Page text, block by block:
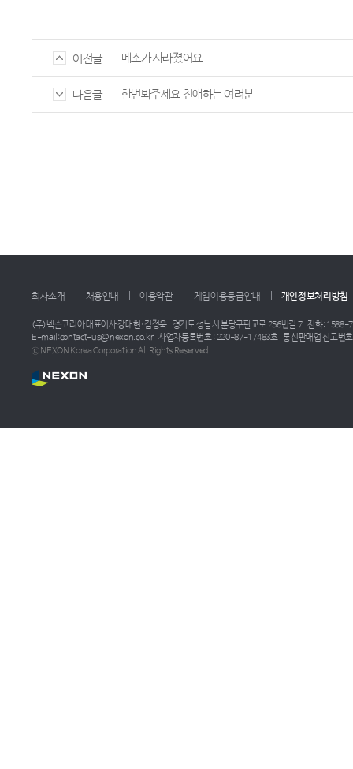
이전글 메소가 사라졌어요
다음글 한번봐주세요 친애하는 여러분
회사소개 채용안내 이용약관 게임이용등급안내 개인정보처리방침
(주)넥슨코리아 대표이사 강대현·김정욱 경기도 성남시 분당구판교로 256번길 7 전화: 1588-
E-mail:contact-us@nexon.co.kr 사업자등록번호 : 220-87-17483호 통신판매업 신고번
ⓒ NEXON Korea Corporation All Rights Reserved.